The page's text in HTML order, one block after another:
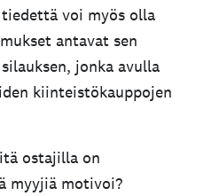
voi myös olla
antavat sen
jonka avulla
kiinteistökauppojen
ostajilla on
myyjiä motivoi?